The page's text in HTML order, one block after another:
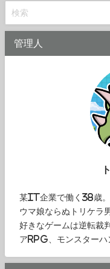
管理人
某IT企業で働く38歳。
ウマ娘ならぬトリケラ
好きなゲームは逆転裁
アRPG、モンスターハ